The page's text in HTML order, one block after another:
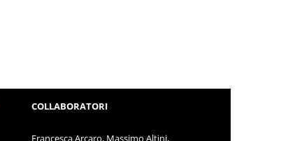
COLLABORATORI
Francesca Arcaro, Massimo Altini,